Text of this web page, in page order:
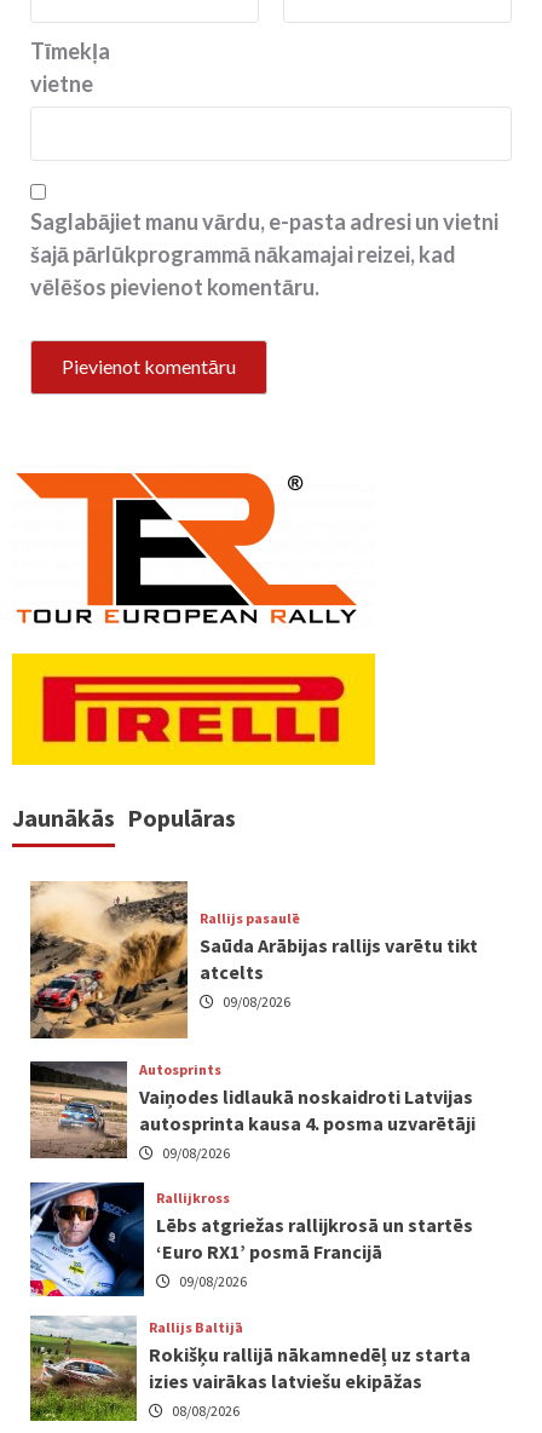
Tīmekļa
vietne
Saglabājiet manu vārdu, e-pasta adresi un vietni
šajā pārlūkprogrammā nākamajai reizei, kad
vēlēšos pievienot komentāru.
Jaunākās Populāras
Rallijs pasaulē
Saūda Arābijas rallijs varētu tikt
atcelts
09/08/2026
Autosprints
Vaiņodes lidlaukā noskaidroti Latvijas
autosprinta kausa 4. posma uzvarētāji
09/08/2026
Rallijkross
Lēbs atgriežas rallijkrosā un startēs
‘Euro RX1’ posmā Francijā
09/08/2026
Rallijs Baltijā
Rokišķu rallijā nākamnedēļ uz starta
izies vairākas latviešu ekipāžas
08/08/2026